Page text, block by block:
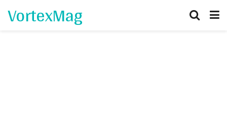
VortexMag